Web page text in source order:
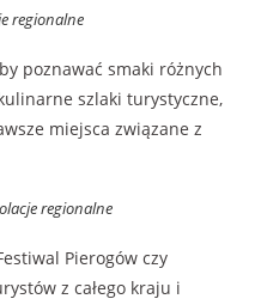
regionalne
poznawać smaki różnych
szlaki turystyczne,
miejsca związane z
regionalne
Pierogów czy
z całego kraju i